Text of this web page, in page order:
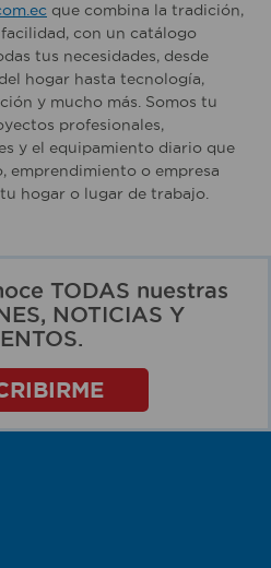
que combina la tradición,
con un catálogo
tus necesidades, desde
hogar hasta tecnología,
y mucho más. Somos tu
profesionales,
y el equipamiento diario que
emprendimiento o empresa
hogar o lugar de trabajo.
TODAS nuestras
NOTICIAS Y